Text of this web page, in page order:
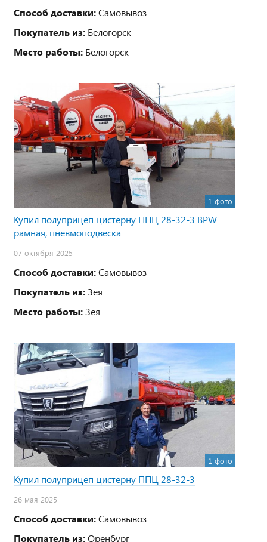
Способ доставки:Самовывоз
Покупатель из: Белогорск
Место работы: Белогорск
1 фото
Купил полуприцеп цистерну ППЦ 28-32-3 BPW
рамная, пневмоподвеска
07 октября 2025
Способ доставки:Самовывоз
Покупатель из:Зея
Место работы:Зея
1 фото
Купил полуприцеп цистерну ППЦ 28-32-3
26 мая 2025
Способ доставки:Самовывоз
Покупатель из:Оренбург